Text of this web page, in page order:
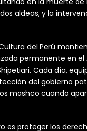
aldeas, y la
del Perú
permanente en el
Cada día,
del gobierno
mashco cuando
es proteger los